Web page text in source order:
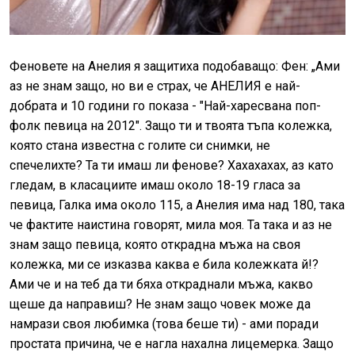
Феновете на Анелия я защитиха подобаващо: Фен: „Ами
аз не знам защо, но ви е страх, че АНЕЛИЯ е най-
добрата и 10 години го показа - "Най-харесвана поп-
фолк певица на 2012". Защо ти и твоята тъпа колежка,
която стана известна с голите си снимки, не
спечелихте? Та ти имаш ли фенове? Хахахахах, аз като
гледам, в класациите имаш около 18-19 гласа за
певица, Галка има около 115, а Анелия има над 180, така
че фактите наистина говорят, мила моя. Та така и аз не
знам защо певица, която открадна мъжа на своя
колежка, ми се изказва каква е била колежката й!?
Ами че и на теб да ти бяха откраднали мъжа, какво
щеше да направиш? Не знам защо човек може да
намрази своя любимка (това беше ти) - ами поради
простата причина, че е нагла нахална лицемерка. Защо